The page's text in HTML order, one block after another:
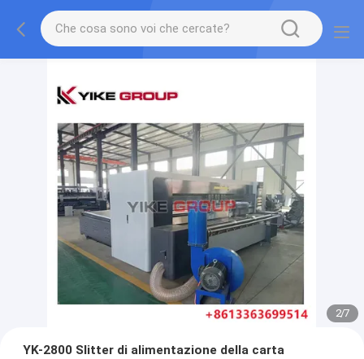
2/7
YK-2800 Slitter di alimentazione della carta